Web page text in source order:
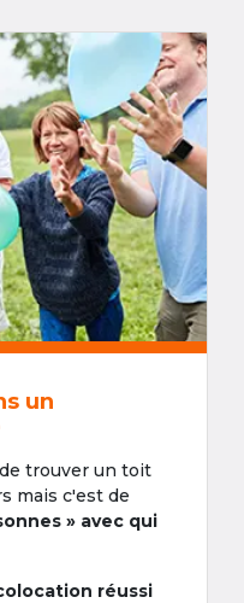
un
trouver un toit
mais c'est de
» avec qui
réussi